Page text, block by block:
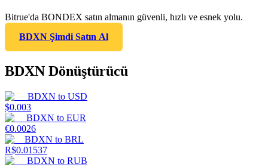
Bitrue'da BONDEX satın almanın güvenli, hızlı ve esnek yolu.
BDXN Şimdi Satın Al
BDXN Dönüştürücü
BDXN to USD
$0.003
BDXN to EUR
€0.0026
BDXN to BRL
R$0.01537
BDXN to RUB